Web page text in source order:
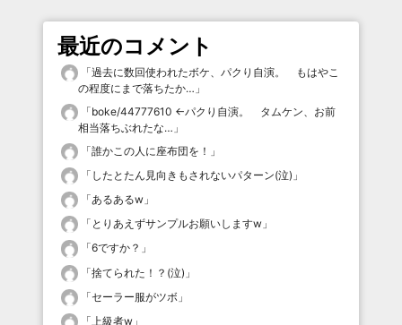
最近のコメント
「過去に数回使われたボケ、パクり自演。 もはやこ
の程度にまで落ちたか… 」
「boke/44777610 ←パクり自演。 タムケン、お前
相当落ちぶれたな… 」
「誰かこの人に座布団を！ 」
「 したとたん見向きもされないパターン(泣) 」
「あるあるw 」
「 とりあえずサンプルお願いしますw 」
「6ですか？ 」
「捨てられた！？(泣) 」
「セーラー服がツボ 」
「上級者w 」